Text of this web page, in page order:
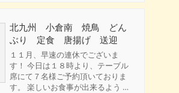
北九州 小倉南 焼鳥 どん
ぶり 定食 唐揚げ 送迎
１１月、早速の連休でございま
す！ 今日は１８時より、テーブル
席にて７名様ご予約頂いておりま
す。 楽しいお食事が出来るよう …